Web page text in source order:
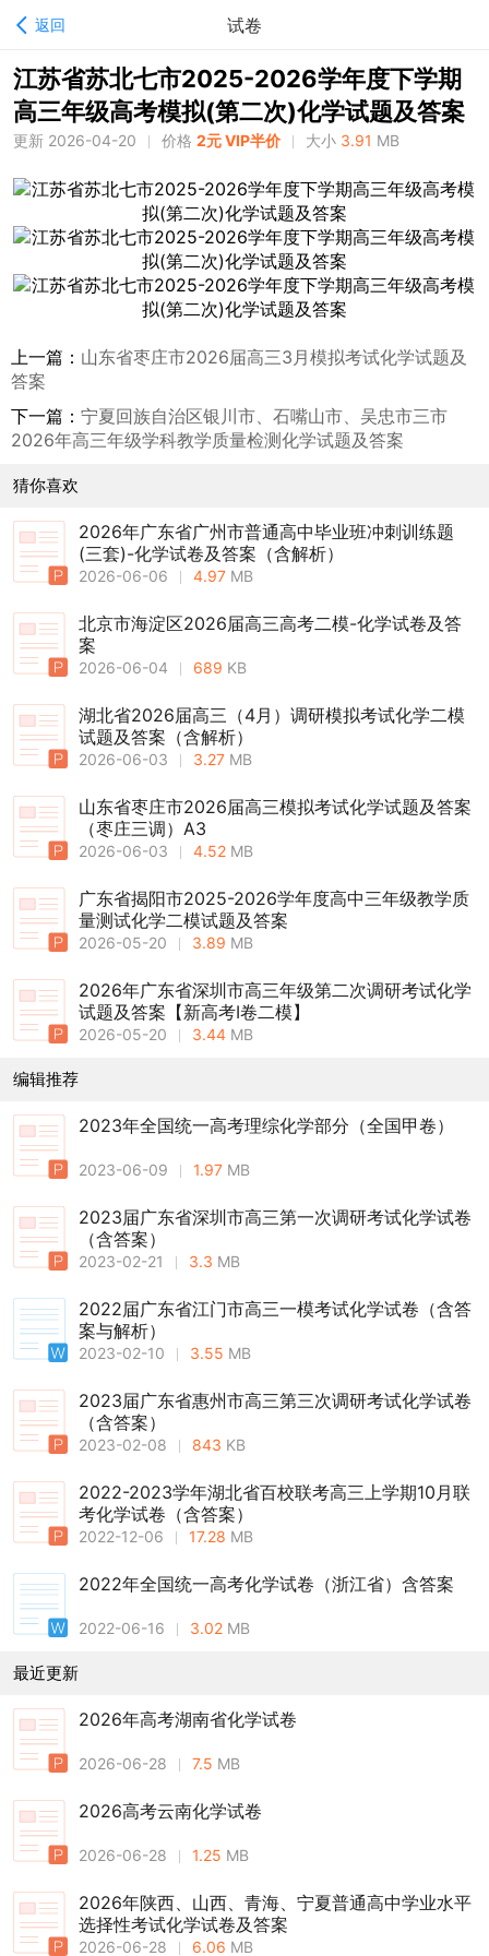
返回 试卷
江苏省苏北七市2025-2026学年度下学期
高三年级高考模拟(第二次)化学试题及答案
更新 2026-04-20 价格 2元 VIP半价 大小 3.91 MB
上一篇： 山东省枣庄市2026届高三3月模拟考试化学试题及
答案
下一篇： 宁夏回族自治区银川市、石嘴山市、吴忠市三市
2026年高三年级学科教学质量检测化学试题及答案
猜你喜欢
2026年广东省广州市普通高中毕业班冲刺训练题
(三套)-化学试卷及答案（含解析）
2026-06-06 4.97 MB
北京市海淀区2026届高三高考二模-化学试卷及答
案
2026-06-04 689 KB
湖北省2026届高三（4月）调研模拟考试化学二模
试题及答案（含解析）
2026-06-03 3.27 MB
山东省枣庄市2026届高三模拟考试化学试题及答案
（枣庄三调）A3
2026-06-03 4.52 MB
广东省揭阳市2025-2026学年度高中三年级教学质
量测试化学二模试题及答案
2026-05-20 3.89 MB
2026年广东省深圳市高三年级第二次调研考试化学
试题及答案【新高考Ⅰ卷二模】
2026-05-20 3.44 MB
编辑推荐
2023年全国统一高考理综化学部分（全国甲卷）
2023-06-09 1.97 MB
2023届广东省深圳市高三第一次调研考试化学试卷
（含答案）
2023-02-21 3.3 MB
2022届广东省江门市高三一模考试化学试卷（含答
案与解析）
2023-02-10 3.55 MB
2023届广东省惠州市高三第三次调研考试化学试卷
（含答案）
2023-02-08 843 KB
2022-2023学年湖北省百校联考高三上学期10月联
考化学试卷（含答案）
2022-12-06 17.28 MB
2022年全国统一高考化学试卷（浙江省）含答案
2022-06-16 3.02 MB
最近更新
2026年高考湖南省化学试卷
2026-06-28 7.5 MB
2026高考云南化学试卷
2026-06-28 1.25 MB
2026年陕西、山西、青海、宁夏普通高中学业水平
选择性考试化学试卷及答案
2026-06-28 6.06 MB